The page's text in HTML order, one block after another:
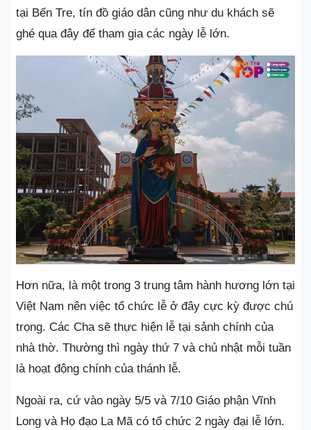
tại Bến Tre, tín đồ giáo dân cũng như du khách sẽ
ghé qua đây để tham gia các ngày lễ lớn.
Hơn nữa, là một trong 3 trung tâm hành hương lớn tại
Việt Nam nên việc tổ chức lễ ở đây cực kỳ được chú
trọng. Các Cha sẽ thực hiện lễ tại sảnh chính của
nhà thờ. Thường thì ngày thứ 7 và chủ nhật mỗi tuần
là hoạt động chính của thánh lễ.
Ngoài ra, cứ vào ngày 5/5 và 7/10 Giáo phận Vĩnh
Long và Họ đạo La Mã có tổ chức 2 ngày đại lễ lớn.